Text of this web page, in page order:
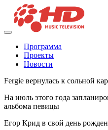
Программа
Проекты
Новости
Fergie вернулась к сольной
На июль этого года
альбома певицы
Егор Крид в свой день